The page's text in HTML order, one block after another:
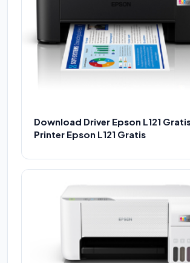
Download Driver Epson L121
Printer Epson L121 Gratis